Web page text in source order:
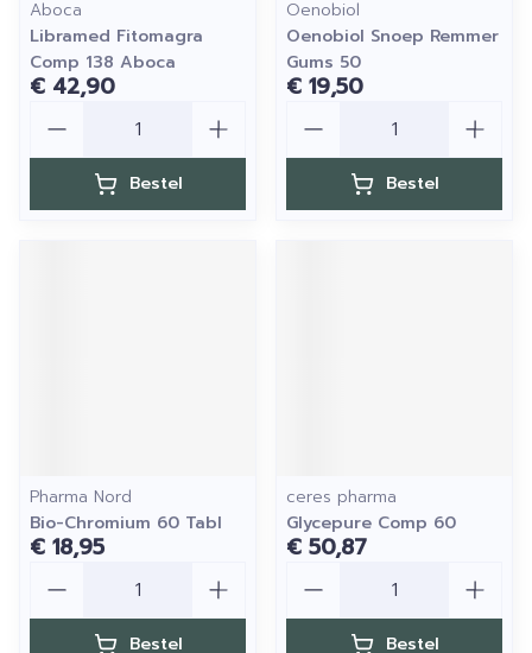
Aboca
Libramed Fitomagra
Comp 138 Aboca
€ 42,90
Bestel
Oenobiol
Oenobiol Snoep Remmer
Gums 50
€ 19,50
Bestel
Pharma Nord
Bio-Chromium 60 Tabl
€ 18,95
Bestel
ceres pharma
Glycepure Comp 60
€ 50,87
Bestel